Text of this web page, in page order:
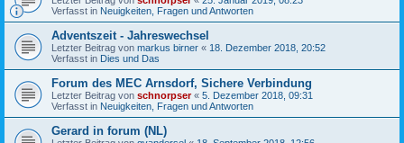
Verfasst in Neuigkeiten, Fragen und Antworten
Adventszeit - Jahreswechsel
Letzter Beitrag von markus birner « 18. Dezember 2018, 20:52
Verfasst in Dies und Das
Forum des MEC Arnsdorf, Sichere Verbindung
Letzter Beitrag von schnorpser« 5. Dezember 2018, 09:31
Verfasst in Neuigkeiten, Fragen und Antworten
Gerard in forum (NL)